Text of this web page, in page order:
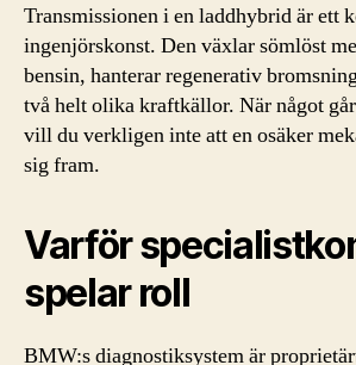
Transmissionen i en laddhybrid är ett
ingenjörskonst. Den växlar sömlöst
bensin, hanterar regenerativ
två helt olika kraftkällor. När något
vill du verkligen inte att en osäker
sig fram.
Varför
spelar roll
BMW:s diagnostiksystem är